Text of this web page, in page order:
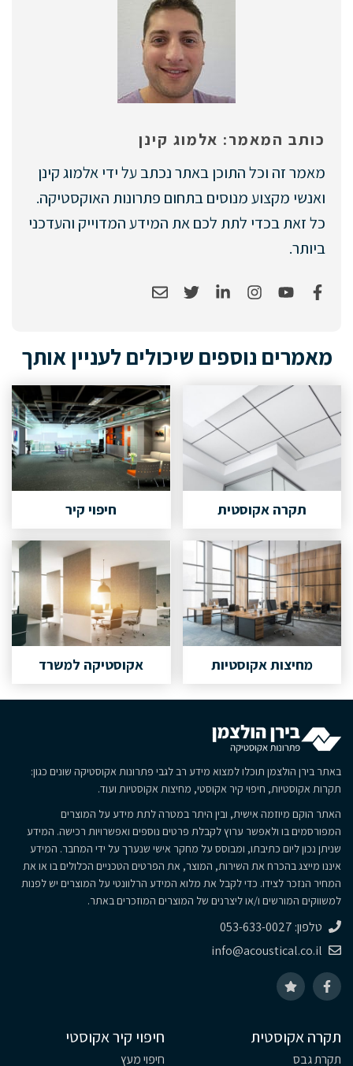
כותב המאמר: אלמוג קינן
מאמר זה וכל התוכן באתר נכתב על ידי אלמוג קינן
ואנשי מקצוע מנוסים בתחום פתרונות האוקסטיקה.
כל זאת בכדי לתת לכם את המידע המדוייק והעדכני
ביותר.
מאמרים נוספים שיכולים לעניין אותך
תקרה אקוסטית חיפוי קיר
מחיצות אקוסטיות אקוסטיקה למשרד
באתר בירן הולצמן תוכלו למצוא מידע רב לגבי פתרונות אקוסטיקה שונים כגון:
תקרות אקוסטיות, חיפוי קיר אקוסטי, מחיצות אקוסטיות ועוד.
האתר הוקם מיוזמה אישית, ובין היתר במטרה לתת מידע על המוצרים
המפורסמים בו ולאפשר ערוץ לקבלת פרטים נוספים ואפשרויות רכישה. המידע
שניתן נכון ליום כתיבתו, ומבוסס על מחקר אישי שנערך על ידי המחבר. המידע
איננו מייצג בהכרח את השירות, המוצר, את הפרטים הטכניים הכלולים בו או את
המחיר הנזכר לצידו. כדי לקבל את מלוא המידע הרלוונטי על המוצרים יש לפנות
למשווקים המורשים ו/או ליצרנים של המוצרים המוזכרים באתר.
טלפון: 053-633-0027
info@acoustical.co.il
תקרה אקוסטית
תקרת גבס
חיפוי קיר אקוסטי
חיפוי מעץ